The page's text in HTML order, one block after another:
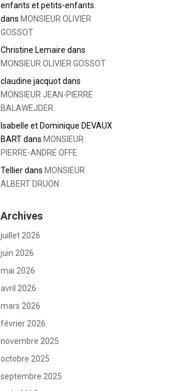
enfants et petits-enfants.
dans MONSIEUR OLIVIER
GOSSOT
Christine Lemaire dans
MONSIEUR OLIVIER GOSSOT
claudine jacquotdans
MONSIEUR JEAN-PIERRE
BALAWEJDER
Isabelle et Dominique DEVAUX
BARTdans MONSIEUR
PIERRE-ANDRE OFFE
Tellierdans MONSIEUR
ALBERT DRUON
Archives
juillet 2026
juin 2026
mai 2026
avril 2026
mars 2026
février 2026
novembre 2025
octobre 2025
septembre 2025